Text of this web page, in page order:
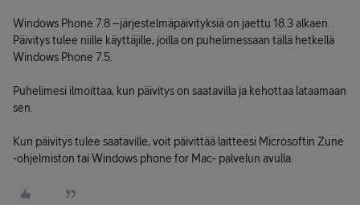
Windows Phone 7.8 –järjestelmäpäivityksiä on jaettu 18.3 alkaen.
Päivitys tulee niille käyttäjille, joilla on puhelimessaan tällä hetkellä
Windows Phone 7.5.
Puhelimesi ilmoittaa, kun päivitys on saatavilla ja kehottaa lataamaan
sen.
Kun päivitys tulee saataville, voit päivittää laitteesi Microsoftin Zune
-ohjelmiston tai Windows phone for Mac- palvelun avulla.